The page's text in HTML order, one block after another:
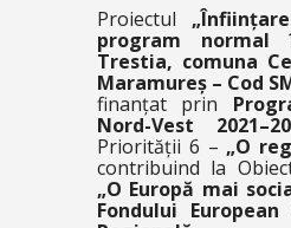
Proiectul
program normal
Trestia, comuna
Maramureș – Cod
finanțat prin
Nord-Vest
Priorității 6 – „O
contribuind la
„O Europă mai
Fondului